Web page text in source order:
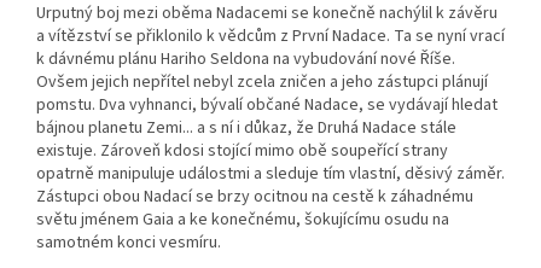
Urputný boj mezi oběma Nadacemi se konečně nachýlil k závěru
a vítězství se přiklonilo k vědcům z První Nadace. Ta se nyní vrací
k dávnému plánu Hariho Seldona na vybudování nové Říše.
Ovšem jejich nepřítel nebyl zcela zničen a jeho zástupci plánují
pomstu. Dva vyhnanci, bývalí občané Nadace, se vydávají hledat
bájnou planetu Zemi... a s ní i důkaz, že Druhá Nadace stále
existuje. Zároveň kdosi stojící mimo obě soupeřící strany
opatrně manipuluje událostmi a sleduje tím vlastní, děsivý záměr.
Zástupci obou Nadací se brzy ocitnou na cestě k záhadnému
světu jménem Gaia a ke konečnému, šokujícímu osudu na
samotném konci vesmíru.